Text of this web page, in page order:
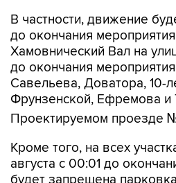
В частности, движение
до окончания
Хамовнический Вал на
до окончания
Савельева, Доватора, 10-
Фрунзенской, Ефремова и
Проектируемом проезде
Кроме того, на всех
августа с 00:01 до